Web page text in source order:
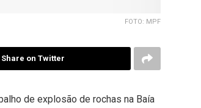
FOTO: MPF
Share on Twitter
de explosão de rochas na Baía